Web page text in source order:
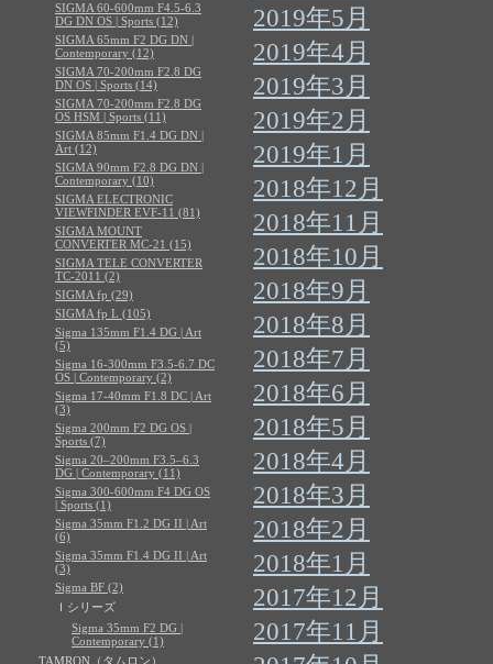
2019年5月
2019年4月
2019年3月
2019年2月
2019年1月
2018年12月
2018年11月
2018年10月
2018年9月
2018年8月
2018年7月
2018年6月
2018年5月
2018年4月
2018年3月
2018年2月
2018年1月
2017年12月
2017年11月
SIGMA 60-600mm F4.5-6.3
DG DN OS | Sports (12)
SIGMA 65mm F2 DG DN |
Contemporary (12)
SIGMA 70-200mm F2.8 DG
DN OS | Sports (14)
SIGMA 70-200mm F2.8 DG
OS HSM | Sports (11)
SIGMA 85mm F1.4 DG DN |
Art (12)
SIGMA 90mm F2.8 DG DN |
Contemporary (10)
SIGMA ELECTRONIC
VIEWFINDER EVF-11 (81)
SIGMA MOUNT
CONVERTER MC-21 (15)
SIGMA TELE CONVERTER
TC-2011 (2)
SIGMA fp (29)
SIGMA fp L (105)
Sigma 135mm F1.4 DG | Art
(5)
Sigma 16-300mm F3.5-6.7 DC
OS | Contemporary (2)
Sigma 17-40mm F1.8 DC | Art
(3)
Sigma 200mm F2 DG OS |
Sports (7)
Sigma 20–200mm F3.5–6.3
DG | Contemporary (11)
Sigma 300-600mm F4 DG OS
| Sports (1)
Sigma 35mm F1.2 DG II | Art
(6)
Sigma 35mm F1.4 DG II | Art
(3)
Sigma BF (2)
Ｉシリーズ
Sigma 35mm F2 DG |
Contemporary (1)
TAMRON（タムロン）